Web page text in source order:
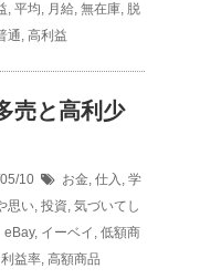
, 平均, 月給, 無在庫, 脱
通, 高利益
売と高利少
10 お金, 仕入 , 学
思い, 投資, 気づいてし
eBay, イーベイ , 低額商
利益率, 高額商品